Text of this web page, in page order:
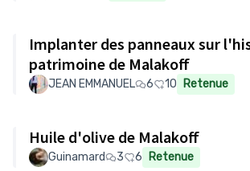
Implanter des panneaux sur
patrimoine de Malakoff
JEAN EMMANUEL 6 10 Retenue
Huile d'olive de Malakoff
Guinamard 3 6 Retenue